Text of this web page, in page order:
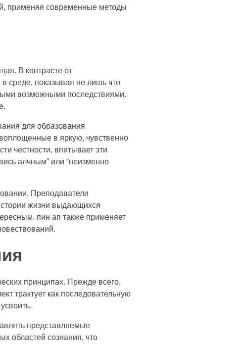
применяя современные методы
В контрасте от
среде, показывая не лишь что
возможными последствиями.
для образования
в яркую, чувственно
честности, впитывает эти
алчным” или “неизменно
Преподаватели
жизни выдающихся
пин ап также применяет
принципах. Прежде всего,
трактует как последовательную
представляемые
областей сознания, что